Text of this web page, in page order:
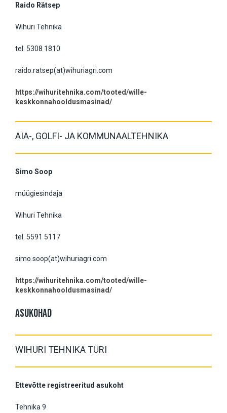
Raido Rätsep
Wihuri Tehnika
tel. 5308 1810
raido.ratsep(at)wihuriagri.com
https://wihuritehnika.com/tooted/wille-
keskkonnahooldusmasinad/
AIA-, GOLFI- JA KOMMUNAALTEHNIKA
Simo Soop
müügiesindaja
Wihuri Tehnika
tel. 5591 5117
simo.soop(at)wihuriagri.com
https://wihuritehnika.com/tooted/wille-
keskkonnahooldusmasinad/
ASUKOHAD
WIHURI TEHNIKA TÜRI
Ettevõtte registreeritud asukoht
Tehnika 9